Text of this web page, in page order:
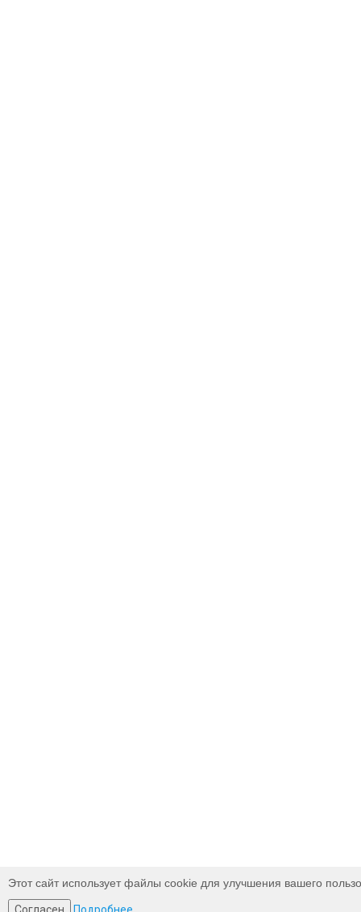
Этот сайт использует файлы cookie для улучшения вашего